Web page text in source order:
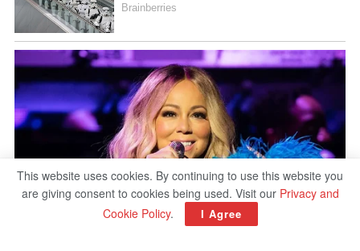
This website uses cookies. By continuing to use this website you
are giving consent to cookies being used. Visit our Privacy and
Cookie Policy. I Agree